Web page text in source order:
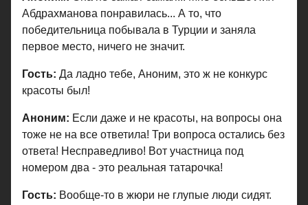
Абдрахманова понравилась... А то, что
победительница побывала в Турции и заняла
первое место, ничего не значит.
Гость: Да ладно тебе, Аноним, это ж не конкурс
красоты был!
Аноним: Если даже и не красоты, на вопросы она
тоже не на все ответила! Три вопроса остались без
ответа! Несправедливо! Вот участница под
номером два - это реальная татарочка!
Гость: Вообще-то в жюри не глупые люди сидят.